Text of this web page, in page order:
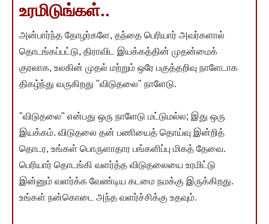
உரமிடுங்கள்..
அன்பார்ந்த தோழர்களே, தந்தை பெரியார் அவர்களால்
தொடங்கப்பட்டு, திராவிட இயக்கத்தின் முதன்மைக்
குரலாக, உலகின் முதல் மற்றும் ஒரே பகுத்தறிவு நாளேடாக
திகழ்ந்து வருகிறது "விடுதலை" நாளேடு.
"விடுதலை" என்பது ஒரு நாளேடு மட்டுமல்ல; இது ஒரு
இயக்கம். விடுதலை தன் பணியைத் தொய்வு இன்றித்
தொடர, உங்கள் பொருளாதார பங்களிப்பு மிகத் தேவை.
பெரியார் தொடங்கி வளர்த்த விடுதலையை உரமிட்டு
இன்னும் வளர்க்க வேண்டிய கடமை நமக்கு இருக்கிறது.
உங்கள் நன்கொடை அந்த வளர்ச்சிக்கு உதவும்.